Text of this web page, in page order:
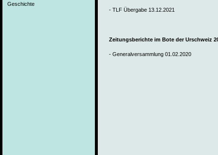
Geschichte
- TLF Übergabe 13.12.2021
Zeitungsberichte im Bote der Urschweiz
- Generalversammlung 01.02.2020